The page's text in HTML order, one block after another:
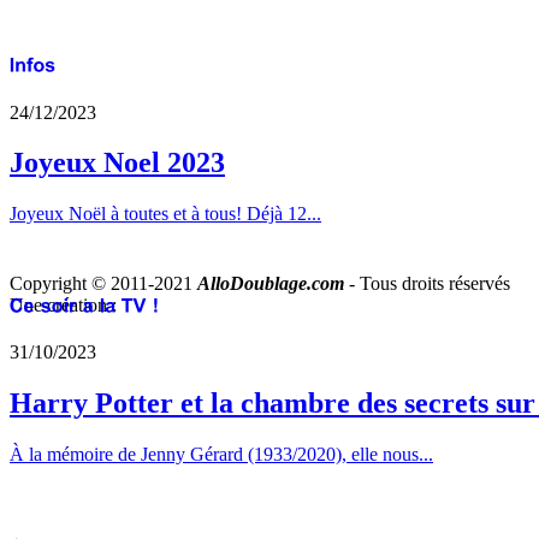
24/12/2023
Joyeux Noel 2023
Joyeux Noël à toutes et à tous! Déjà 12...
31/10/2023
Harry Potter et la chambre des secrets
À la mémoire de Jenny Gérard (1933/2020), elle nous...
Copyright © 2011-2021 AlloDoublage.com - Tous droits réservés
Une création :